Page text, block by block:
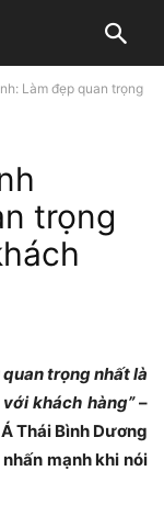
Làm đẹp quan trọng
trọng
trọng nhất là
khách hàng”–
Thái Bình Dương
mạnh khi nói